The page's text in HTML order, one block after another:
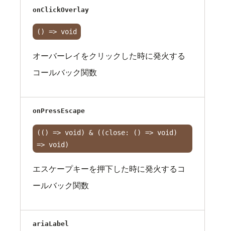
onClickOverlay
() => void
オーバーレイをクリックした時に発火する
コールバック関数
onPressEscape
(() => void) & ((close: () => void)
=> void)
エスケープキーを押下した時に発火するコ
ールバック関数
ariaLabel